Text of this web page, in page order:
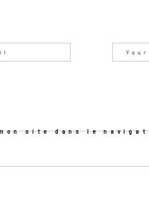
site dans le